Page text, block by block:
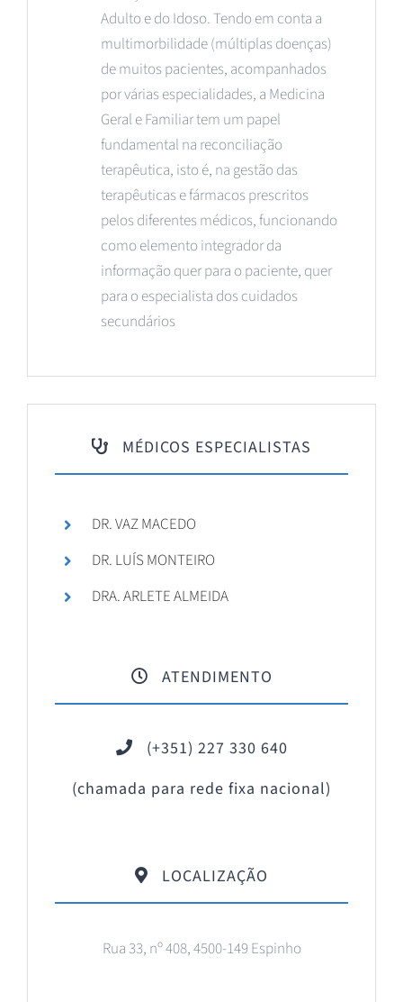
Adulto e do Idoso. Tendo em conta a
multimorbilidade (múltiplas doenças)
de muitos pacientes, acompanhados
por várias especialidades, a Medicina
Geral e Familiar tem um papel
fundamental na reconciliação
terapêutica, isto é, na gestão das
terapêuticas e fármacos prescritos
pelos diferentes médicos, funcionando
como elemento integrador da
informação quer para o paciente, quer
para o especialista dos cuidados
secundários
MÉDICOS ESPECIALISTAS
DR. VAZ MACEDO
DR. LUÍS MONTEIRO
DRA. ARLETE ALMEIDA
ATENDIMENTO
(+351) 227 330 640
(chamada para rede fixa nacional)
LOCALIZAÇÃO
Rua 33, nº 408, 4500-149 Espinho